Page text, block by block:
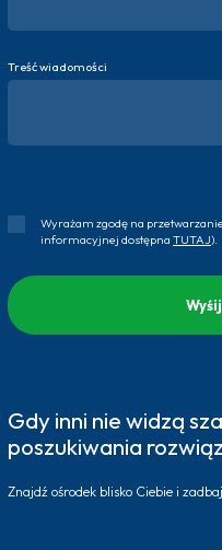
Treść wiadomości
Wyrażam zgodę na
informacyjnej dostępna TUTAJ).
Gdy inni nie widzą
poszukiwania
Znajdź ośrodek blisko Ciebie i